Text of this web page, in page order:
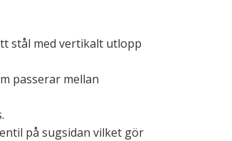
stål med vertikalt utlopp
passerar mellan
på sugsidan vilket gör